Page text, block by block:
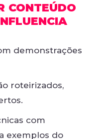
CONTEÚDO
demonstrações
roteirizados,
com
exemplos do